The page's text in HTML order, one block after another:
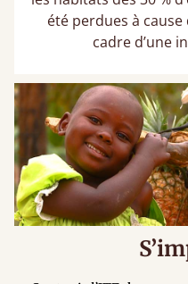
été perdues à
cadre d’une